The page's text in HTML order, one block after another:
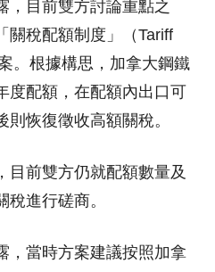
，目前雙方討論重點之
關稅配額制度」（Tariff
。根據構思，加拿大鋼鐵
度配額，在配額內出口可
恢復徵收高額關稅。
目前雙方仍就配額數量及
進行磋商。
，當時方案建議按照加拿